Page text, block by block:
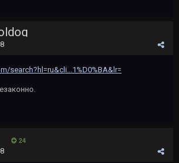
search?hl=ru&cli...1%D0%BA&lr=
24